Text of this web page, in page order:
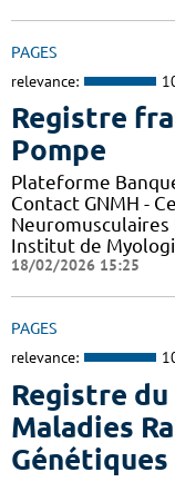
PAGES
relevance:
Registre
Pompe
Plateforme
Contact GNMH -
Neuromusculaires
Institut de
18/02/2026 15:25
PAGES
relevance:
Registre
Maladies
Génétiques